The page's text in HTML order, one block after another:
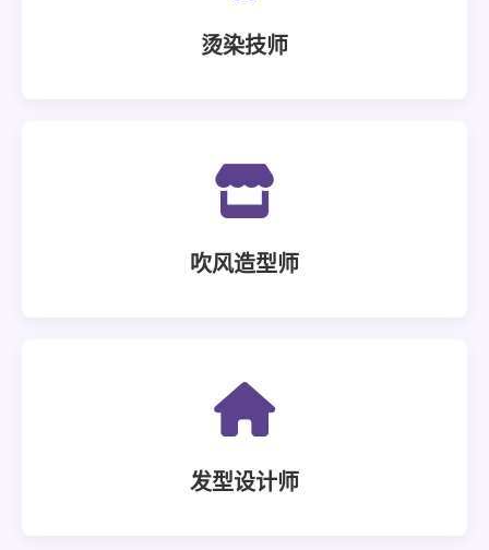
烫染技师
吹风造型师
发型设计师